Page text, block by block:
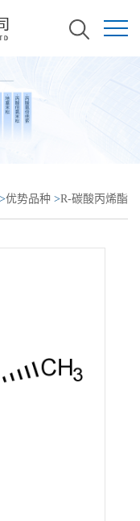
>优势品种 >R-碳酸丙烯酯